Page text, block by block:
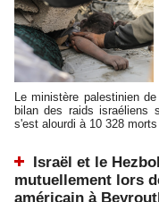
Le ministère palestinien
bilan des raids israéliens
s'est alourdi à 10 328
Israël et le
mutuellement lors
américain à